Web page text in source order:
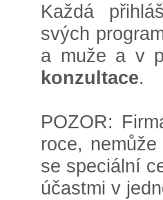
Každá
svých
a muže a v
konzultace.
POZOR:
roce,
se speciální
účastmi v